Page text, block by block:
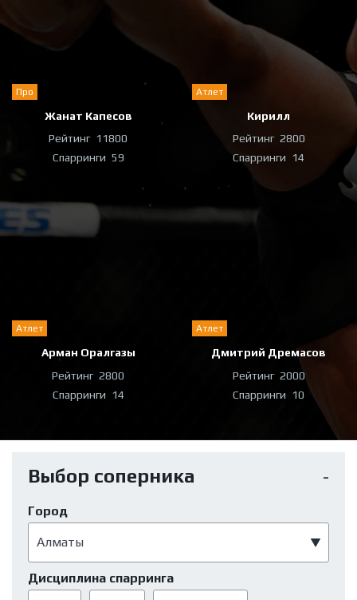
Про
Жанат Капесов
Рейтинг 11800
Спарринги 59
Атлет
Кирилл
Рейтинг 2800
Спарринги 14
Атлет
Арман Оралгазы
Рейтинг 2800
Спарринги 14
Атлет
Дмитрий Дремасов
Рейтинг 2000
Спарринги 10
Выбор соперника
Город
Дисциплина спарринга